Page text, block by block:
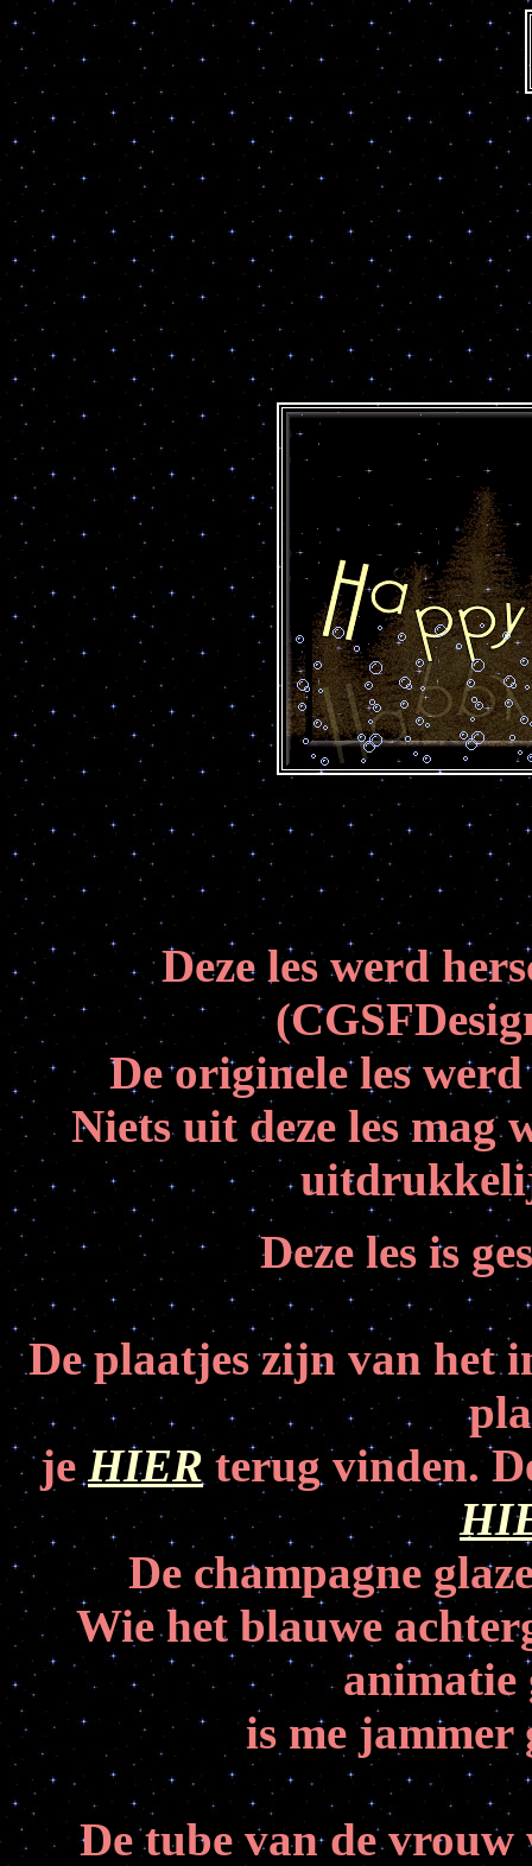
Deze les werd
De originele les
Niets uit deze les
Deze les is
De plaatjes zijn van het
je HIERterug vinden.
De champagne
Wie het blauwe
animatie
is me jammer
De tube van de vrouw